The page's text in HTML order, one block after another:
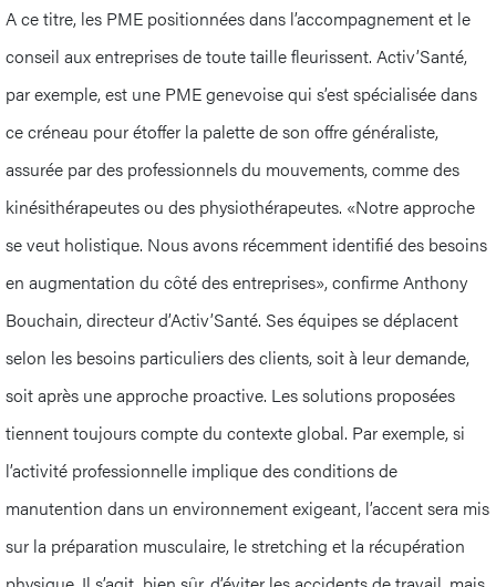
A ce titre, les PME positionnées dans l’accompagnement et le
conseil aux entreprises de toute taille fleurissent. Activ’Santé,
par exemple, est une PME genevoise qui s’est spécialisée dans
ce créneau pour étoffer la palette de son offre généraliste,
assurée par des professionnels du mouvements, comme des
kinésithérapeutes ou des physiothérapeutes. «Notre approche
se veut holistique. Nous avons récemment identifié des besoins
en augmentation du côté des entreprises», confirme Anthony
Bouchain, directeur d’Activ’Santé. Ses équipes se déplacent
selon les besoins particuliers des clients, soit à leur demande,
soit après une approche proactive. Les solutions proposées
tiennent toujours compte du contexte global. Par exemple, si
l’activité professionnelle implique des conditions de
manutention dans un environnement exigeant, l’accent sera mis
sur la préparation musculaire, le stretching et la récupération